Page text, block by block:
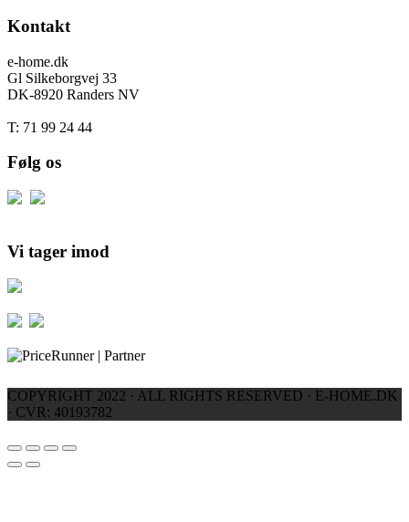
Kontakt
e-home.dk
Gl Silkeborgvej 33
DK-8920 Randers NV
T: 71 99 24 44
Følg os
Vi tager imod
COPYRIGHT 2022 · ALL RIGHTS RESERVED · E-HOME.DK
· CVR: 40193782